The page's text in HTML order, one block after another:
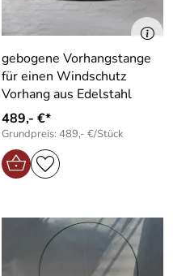
gebogene Vorhangstange
für einen Windschutz
Vorhang aus Edelstahl
489,- €*
Grundpreis: 489,- €/Stück